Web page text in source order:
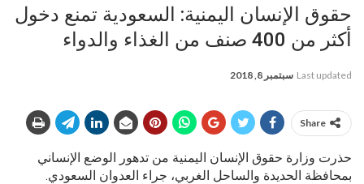
حقوق الإنسان اليمنية: السعودية تمنع دخول
أكثر من 400 صنف من الغذاء والدواء
Last updated سبتمبر 8, 2018
Share
حذرت وزارة حقوق الإنسان اليمنية من تدهور الوضع الإنساني
بمحافظة الحديدة والساحل الغربي، جراء العدوان السعودي.